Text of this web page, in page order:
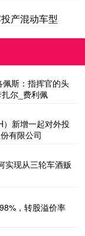
产混动车型
斯：指挥官的头
尔_费利佩
新增一起对外投
有限公司
实现从三轮车酒贩
，转股溢价率